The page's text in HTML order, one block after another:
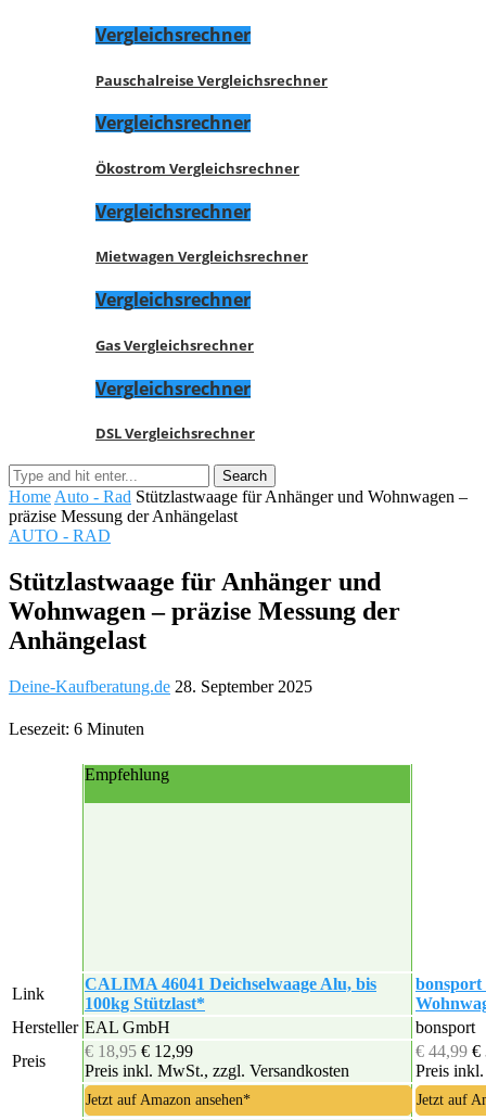
Vergleichsrechner
Pauschalreise Vergleichsrechner
Vergleichsrechner
Ökostrom Vergleichsrechner
Vergleichsrechner
Mietwagen Vergleichsrechner
Vergleichsrechner
Gas Vergleichsrechner
Vergleichsrechner
DSL Vergleichsrechner
Home Auto - Rad Stützlastwaage für Anhänger und Wohnwagen –
präzise Messung der Anhängelast
AUTO - RAD
Stützlastwaage für Anhänger und
Wohnwagen – präzise Messung der
Anhängelast
Deine-Kaufberatung.de 28. September 2025
Lesezeit: 6 Minuten
Empfehlung
Link
CALIMA 46041 Deichselwaage Alu, bis
100kg Stützlast*
bonsport
Hersteller EAL GmbH
bonsport
Preis
€ 18,95 € 12,99
Preis inkl. MwSt., zzgl. Versandkosten
€ 44,99 €
Preis
Jetzt auf Amazon ansehen* Jetzt auf